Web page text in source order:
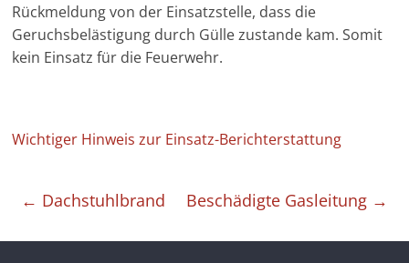
Rückmeldung von der Einsatzstelle, dass die
Geruchsbelästigung durch Gülle zustande kam. Somit
kein Einsatz für die Feuerwehr.
Wichtiger Hinweis zur Einsatz-Berichterstattung
← Dachstuhlbrand Beschädigte Gasleitung →